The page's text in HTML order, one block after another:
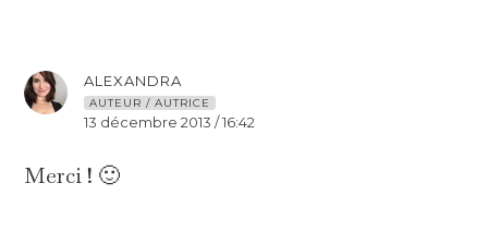
ALEXANDRA
AUTEUR / AUTRICE
13 décembre 2013 / 16:42
Merci ! 🙂